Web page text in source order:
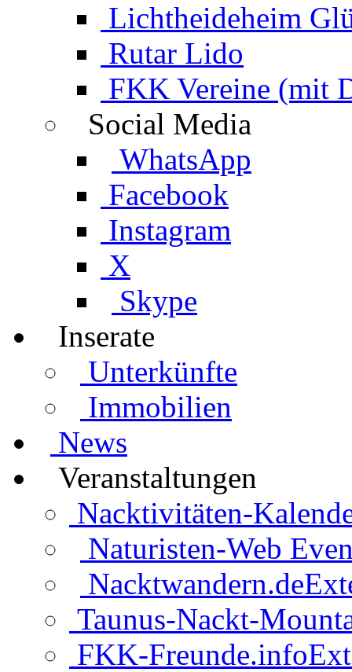
Lichtheideheim
Rutar Lido
FKK Vereine (mit
Social Media
WhatsApp
Facebook
Instagram
X
Skype
Inserate
Unterkünfte
Immobilien
News
Veranstaltungen
Nacktivitäten-
Naturisten-Web
Nacktwandern.de
Taunus-Nackt-
FKK-Freunde.info